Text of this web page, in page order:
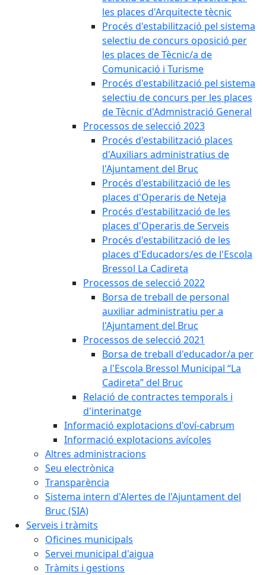
les places d'Arquitecte tècnic
Procés d'estabilització pel sistema
selectiu de concurs oposició per
les places de Tècnic/a de
Comunicació i Turisme
Procés d'estabilització pel sistema
selectiu de concurs per les places
de Tècnic d'Admnistració General
Processos de selecció 2023
Procés d'estabilització places
d'Auxiliars administratius de
l'Ajuntament del Bruc
Procés d'estabilització de les
places d'Operaris de Neteja
Procés d'estabilització de les
places d'Operaris de Serveis
Procés d'estabilització de les
places d'Educadors/es de l'Escola
Bressol La Cadireta
Processos de selecció 2022
Borsa de treball de personal
auxiliar administratiu per a
l'Ajuntament del Bruc
Processos de selecció 2021
Borsa de treball d'educador/a per
a l'Escola Bressol Municipal “La
Cadireta” del Bruc
Relació de contractes temporals i
d'interinatge
Informació explotacions d'oví-cabrum
Informació explotacions avícoles
Altres administracions
Seu electrònica
Transparència
Sistema intern d'Alertes de l'Ajuntament del
Bruc (SIA)
Serveis i tràmits
Oficines municipals
Servei municipal d'aigua
Tràmits i gestions